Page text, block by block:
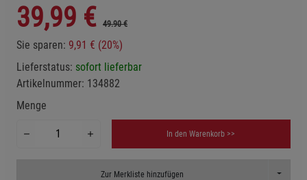
39,99 € 49.90 €
Sie sparen: 9,91 € (20%)
Lieferstatus: sofort lieferbar
Artikelnummer: 134882
Menge
In den Warenkorb >>
Zur Merkliste hinzufügen Toggle